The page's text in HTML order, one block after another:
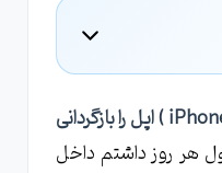
نکته خدمت شما
چگونه سیستم عامل آیفون ( iPhone ) اپل را بازگردانی
هر روز داشتم داخل